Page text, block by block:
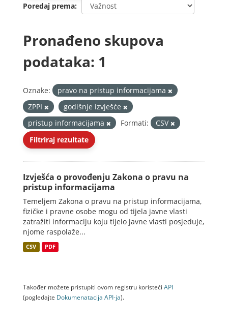
Poredaj prema
Pronađeno skupova
podataka: 1
Oznake:
pravo na pristup informacijama
ZPPI
godišnje izvješće
pristup informacijama
Formati:
CSV
Filtriraj rezultate
Izvješća o provođenju Zakona o pravu na
pristup informacijama
Temeljem Zakona o pravu na pristup informacijama,
fizičke i pravne osobe mogu od tijela javne vlasti
zatražiti informaciju koju tijelo javne vlasti posjeduje,
njome raspolaže...
CSV PDF
Također možete pristupiti ovom registru koristeći API
(pogledajte Dokumenаtаcijа API-jа).